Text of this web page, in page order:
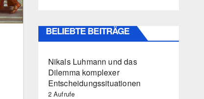
BELIEBTE BEITRÄGE
Nikals Luhmann und das
Dilemma komplexer
Entscheidungssituationen
2 Aufrufe